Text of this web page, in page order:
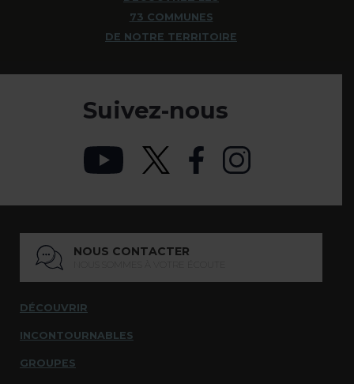
73 COMMUNES
DE NOTRE TERRITOIRE
Suivez-nous
NOUS CONTACTER
DÉCOUVRIR
INCONTOURNABLES
GROUPES